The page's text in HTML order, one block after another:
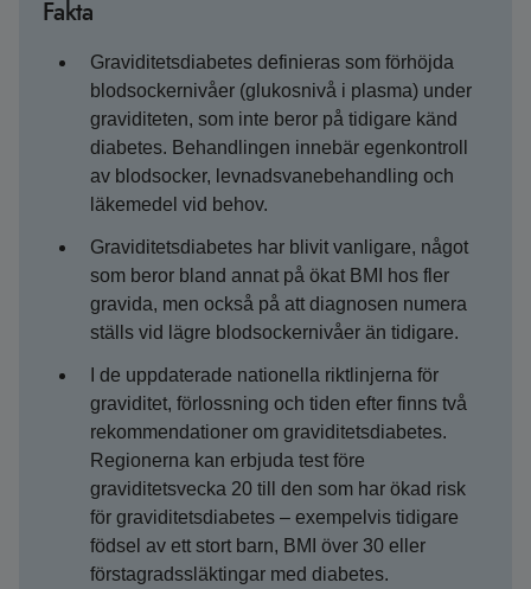
Fakta
Graviditetsdiabetes definieras som förhöjda
blodsockernivåer (glukosnivå i plasma) under
graviditeten, som inte beror på tidigare känd
diabetes. Behandlingen innebär egenkontroll
av blodsocker, levnadsvanebehandling och
läkemedel vid behov.
Graviditetsdiabetes har blivit vanligare, något
som beror bland annat på ökat BMI hos fler
gravida, men också på att diagnosen numera
ställs vid lägre blodsockernivåer än tidigare.
I de uppdaterade nationella riktlinjerna för
graviditet, förlossning och tiden efter finns två
rekommendationer om graviditetsdiabetes.
Regionerna kan erbjuda test före
graviditetsvecka 20 till den som har ökad risk
för graviditetsdiabetes – exempelvis tidigare
födsel av ett stort barn, BMI över 30 eller
förstagradssläktingar med diabetes.